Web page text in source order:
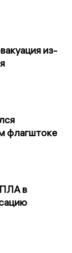
из-
флагштоке
в